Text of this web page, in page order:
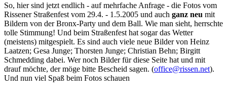
So, hier sind jetzt endlich - auf mehrfache Anfrage - die Fotos vom
Rissener Straßenfest vom 29.4. - 1.5.2005 und auch ganz neu mit
Bildern von der Bronx-Party und dem Ball. Wie man sieht, herrschte
tolle Stimmung! Und beim Straßenfest hat sogar das Wetter
(meistens) mitgespielt. Es sind auch viele neue Bilder von Heinz
Laatzen; Gesa Junge; Thorsten Junge; Christian Behn; Birgitt
Schmedding dabei. Wer noch Bilder für diese Seite hat und mit
drauf möchte, der möge bitte Bescheid sagen. (office@rissen.net).
Und nun viel Spaß beim Fotos schauen